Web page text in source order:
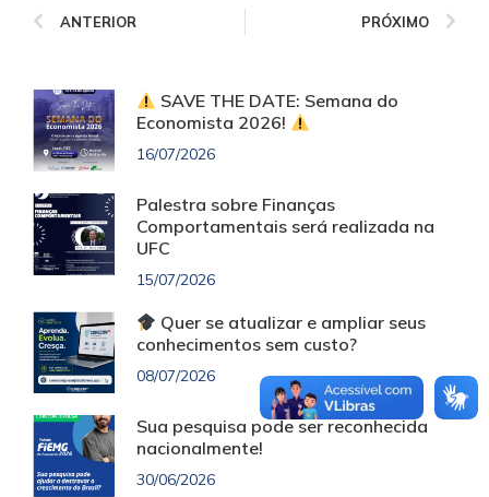
ANTERIOR PRÓXIMO
SAVE THE DATE: Semana do
Economista 2026!
16/07/2026
Palestra sobre Finanças
Comportamentais será realizada na
UFC
15/07/2026
Quer se atualizar e ampliar seus
conhecimentos sem custo?
08/07/2026
Sua pesquisa pode ser reconhecida
nacionalmente!
30/06/2026